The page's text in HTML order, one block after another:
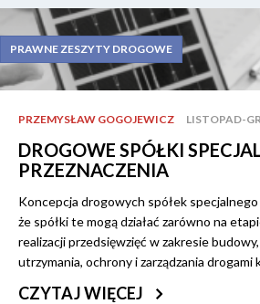
PRAWNE ZESZYTY DROGOWE
PRZEMYSŁAW GOGOJEWICZ LISTOPAD-
DROGOWE SPÓŁKI
PRZEZNACZENIA
Koncepcja drogowych spółek specjalnego
że spółki te mogą działać zarówno na
realizacji przedsięwzięć w zakresie
utrzymania, ochrony i zarządzania drogami
CZYTAJ WIĘCEJ